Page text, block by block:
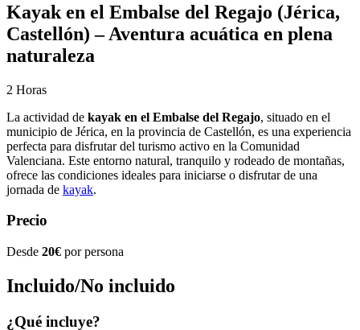
Kayak en el Embalse del Regajo (Jérica,
Castellón) – Aventura acuática en plena
naturaleza
2 Horas
La actividad de kayak en el Embalse del Regajo, situado en el
municipio de Jérica, en la provincia de Castellón, es una experiencia
perfecta para disfrutar del turismo activo en la Comunidad
Valenciana. Este entorno natural, tranquilo y rodeado de montañas,
ofrece las condiciones ideales para iniciarse o disfrutar de una
jornada de kayak.
Precio
Desde 20€ por persona
Incluido/No incluido
¿Qué incluye?